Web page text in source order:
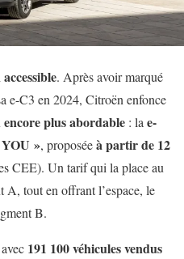
accessible. Après avoir marqué
e-C3 en 2024, Citroën enfonce
encore plus abordable : la e-
», proposéeà partir de 12
CEE). Un tarif qui la place au
A, tout en offrant l’espace, le
B.
191 100 véhicules vendus